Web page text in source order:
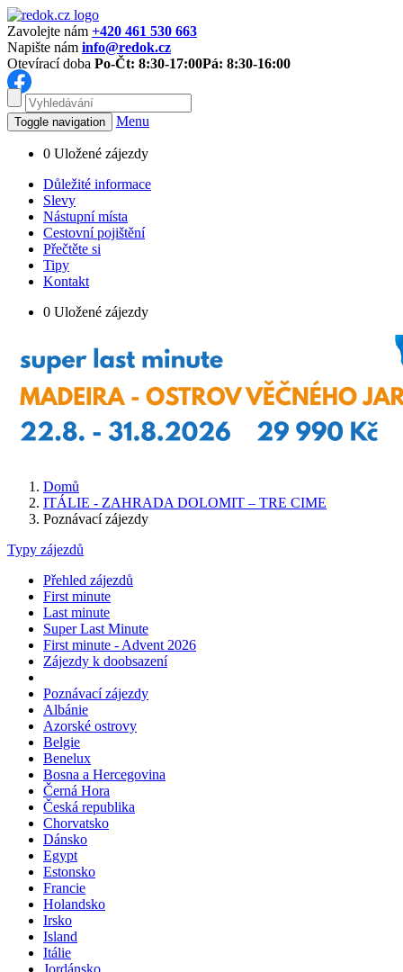
Zavolejte nám +420 461 530 663
Napište nám info@redok.cz
Otevírací doba Po-Čt: 8:30-17:00Pá: 8:30-16:00
Toggle navigation Menu
0 Uložené zájezdy
Důležité informace
Slevy
Nástupní místa
Cestovní pojištění
Přečtěte si
Tipy
Kontakt
0 Uložené zájezdy
Domů
ITÁLIE - ZAHRADA DOLOMIT – TRE CIME
Poznávací zájezdy
Typy zájezdů
Přehled zájezdů
First minute
Last minute
Super Last Minute
First minute - Advent 2026
Zájezdy k doobsazení
Poznávací zájezdy
Albánie
Azorské ostrovy
Belgie
Benelux
Bosna a Hercegovina
Černá Hora
Česká republika
Chorvatsko
Dánsko
Egypt
Estonsko
Francie
Holandsko
Irsko
Island
Itálie
Jordánsko